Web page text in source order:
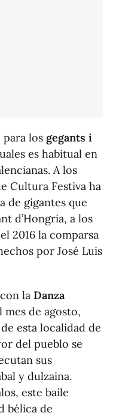
los gegants i
es habitual en
A los
Cultura Festiva ha
de gigantes que
d’Hongria, a los
2016 la comparsa
por José Luis
la Danza
mes de agosto,
esta localidad de
del pueblo se
sus
y dulzaina.
este baile
bélica de